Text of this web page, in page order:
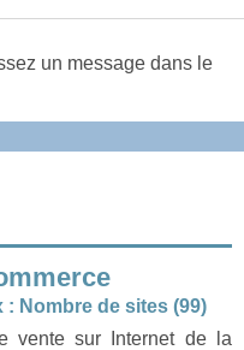
un message dans le
Nombre de sites (99)
vente sur Internet de la